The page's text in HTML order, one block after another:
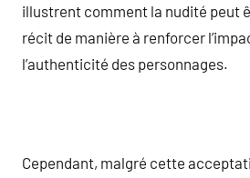
illustrent comment la nudité peut
récit de manière à renforcer
l’authenticité des personnages.
Cependant, malgré cette